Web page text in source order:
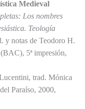
Medieval
Los nombres
Teología
y notas de Teodoro H.
5ª impresión,
trad. Mónica
Paraíso, 2000,